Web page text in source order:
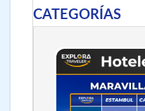
CATEGORÍAS